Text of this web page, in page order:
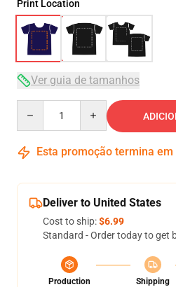
Print Location
Ver guia de tamanhos
Esta promoção termina em
Deliver to United States
Cost to ship:$6.99
Standard - Order today to get
Production
Shipping